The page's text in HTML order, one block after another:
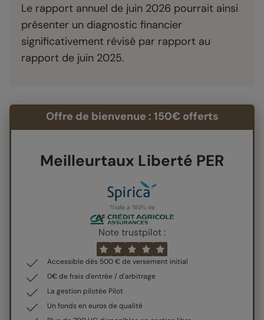
Le rapport annuel de juin 2026 pourrait ainsi
présenter un diagnostic financier
significativement révisé par rapport au
rapport de juin 2025.
Offre de bienvenue : 150€ offerts
Meilleurtaux Liberté PER
Note trustpilot :
Accessible dès 500 € de versement initial
0€ de frais d'entrée / d'arbitrage
La gestion pilotée Pilot
Un fonds en euros de qualité